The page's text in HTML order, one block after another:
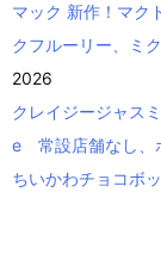
マック 新作！マク
クフルーリー、ミ
2026
クレイジージャス
e 常設店舗なし、
ちいかわチョコボ